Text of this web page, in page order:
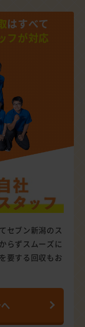
はすべて
フが対応
セブン新潟のス
らずスムーズに
要する回収もお